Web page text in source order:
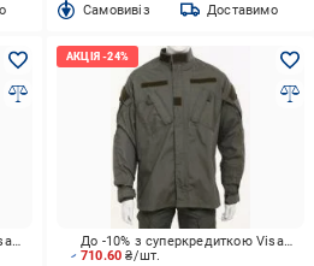
Cамовивіз Доставимо
До -10% з суперкредиткою Visa Вигода
710.60₴/шт.
До -10% з суперкредиткою Visa Вигода